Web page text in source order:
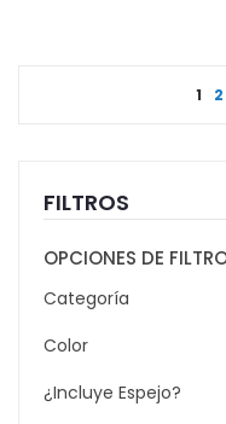
Page
1 2
FILTROS
OPCIONES DE
Categoría
Color
¿Incluye Espejo?